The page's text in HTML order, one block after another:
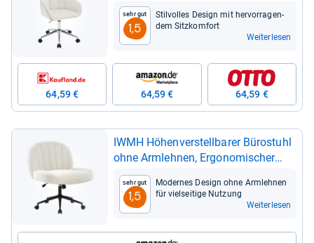
Sehr gut
1,5
Stil­vol­les Design mit her­vor­ra­gen­
dem Sitz­kom­fort
Weiterlesen
64,59 € 64,59 € 64,59 €
IWMH Höhen­ver­stell­ba­rer Büro­stuhl
ohne Arm­leh­nen, Ergo­no­mi­scher
Dreh­stuhl mit Rol­len (Weiß)
Sehr gut
1,5
Moder­nes Design ohne Arm­leh­nen
für viel­sei­tige Nut­zung
Weiterlesen